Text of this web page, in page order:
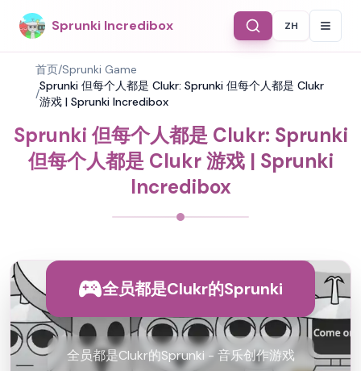
Sprunki Incredibox Select
ZH
首页/Sprunki Game
/
Sprunki 但每个人都是 Clukr: Sprunki 但每个人都是 Clukr
游戏 | Sprunki Incredibox
Sprunki 但每个人都是 Clukr: Sprunki
但每个人都是 Clukr 游戏 | Sprunki
Incredibox
全员都是Clukr的Sprunki
全员都是Clukr的Sprunki - 音乐创作游戏